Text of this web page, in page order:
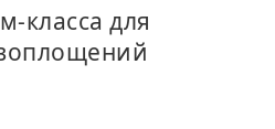
класса для